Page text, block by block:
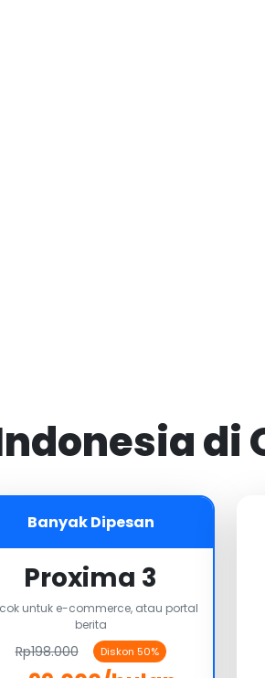
di
Banyak Dipesan
Proxima 3
untuk e-commerce, atau portal
berita
Rp198.000 Diskon 50%